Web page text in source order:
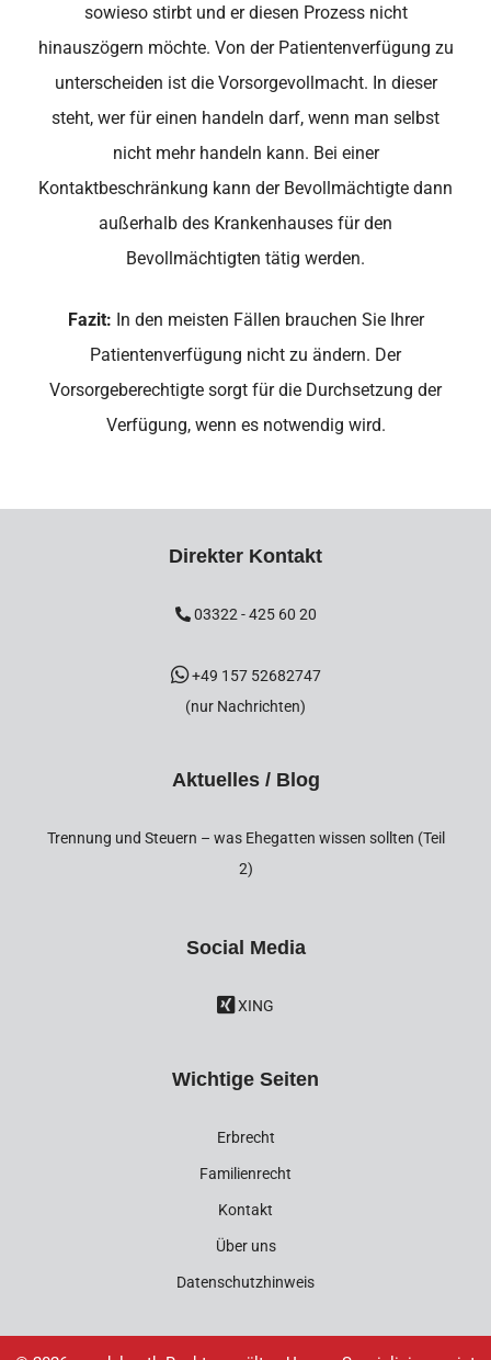
sowieso stirbt und er diesen Prozess nicht
hinauszögern möchte. Von der Patientenverfügung zu
unterscheiden ist die Vorsorgevollmacht. In dieser
steht, wer für einen handeln darf, wenn man selbst
nicht mehr handeln kann. Bei einer
Kontaktbeschränkung kann der Bevollmächtigte dann
außerhalb des Krankenhauses für den
Bevollmächtigten tätig werden.
Fazit: In den meisten Fällen brauchen Sie Ihrer
Patientenverfügung nicht zu ändern. Der
Vorsorgeberechtigte sorgt für die Durchsetzung der
Verfügung, wenn es notwendig wird.
Direkter Kontakt
03322 - 425 60 20
+49 157 52682747
(nur Nachrichten)
Aktuelles / Blog
Trennung und Steuern – was Ehegatten wissen sollten (Teil
2)
Social Media
XING
Wichtige Seiten
Erbrecht
Familienrecht
Kontakt
Über uns
Datenschutzhinweis